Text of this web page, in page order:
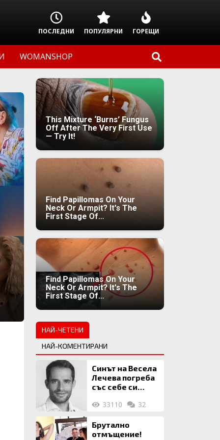
ПОСЛЕДНИ ПОПУЛЯРНИ ГОРЕЩИ
WOMANSHOP
This Mixture ‘Burns’ Fungus
Off After The Very First Use
— Try It!
Find Papillomas On Your
Neck Or Armpit? It's The
First Stage Of...
Find Papillomas On Your
Neck Or Armpit? It's The
First Stage Of...
НАЙ-ЧЕТЕНИ
НАЙ-КОМЕНТИРАНИ
Синът на Весела
Лечева погреба
със себе си
млн. евро
33110 32
Брутално
отмъщение!